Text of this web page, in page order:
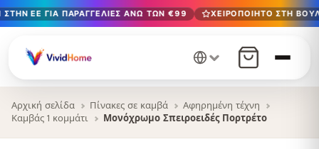
Δωρεάν παράδοση στην ΕΕ για παραγγελίες άνω των €99
Χειροποίητο στη Βουλγαρία · Παράδοση σε 1-7 ημέρες σε
12+ χρόνια χειροτεχνίας · Μόνο υλικά υψηλής ποιότητας
ΕΕ ΓΙΑ ΠΑΡΑΓΓΕΛΊΕΣ ΆΝΩ ΤΩΝ €99 ΧΕΙΡΟΠΟΊΗΤΟ ΣΤΗ
Αρχική σελίδα Πίνακες σε καμβά
Αφηρημένη τέχνη
Καμβάς 1 κομμάτι
Μονόχρωμο Σπειροειδές Πορτρέτο